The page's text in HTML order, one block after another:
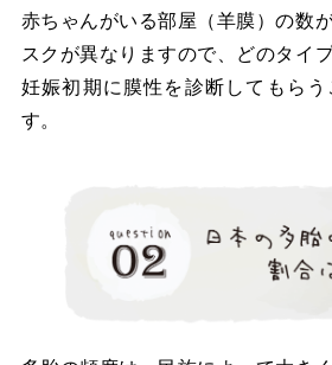
赤ちゃんがいる部屋（羊膜）の数
スクが異なりますので、どのタイ
妊娠初期に膜性を診断してもら
す。